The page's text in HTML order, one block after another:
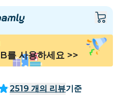
를 사용하세요 >>
2519 개의 리뷰기준